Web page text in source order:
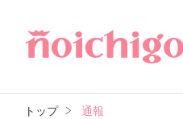
トップ 通報